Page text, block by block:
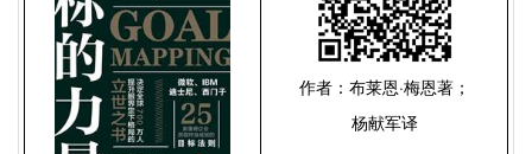
作者：布莱恩·梅恩著；
杨献军译